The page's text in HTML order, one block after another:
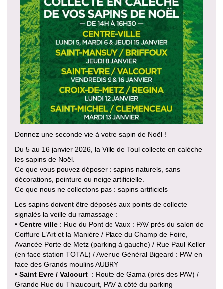
Donnez une seconde vie à votre sapin de Noël !
Du 5 au 16 janvier 2026, la Ville de Toul collecte en calèche
les sapins de Noël.
Ce que vous pouvez déposer : sapins naturels, sans
décorations, peinture ou neige artificielle.
Ce que nous ne collectons pas : sapins artificiels
Les sapins doivent être déposés aux points de collecte
signalés la veille du ramassage :
• Centre ville : Rue du Pont de Vaux : PAV près du salon de
Coiffure L’Art et la Manière / Place du Champ de Foire,
Avancée Porte de Metz (parking à gauche) / Rue Paul Keller
(en face station TOTAL) / Avenue Général Bigeard : PAV en
face des Grands moulins AUBRY
• Saint Evre / Valcourt : Route de Gama (près des PAV) /
Grande Rue du Thiaucourt, PAV à côté du parking